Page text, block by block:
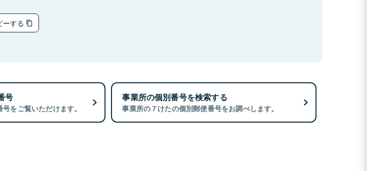
ーする
号
をご覧いただけます。
事業所の個別番号を検索する
事業所の７けたの個別郵便番号をお調べします。